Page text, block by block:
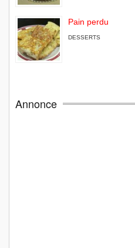
Pain perdu
DESSERTS
Annonce